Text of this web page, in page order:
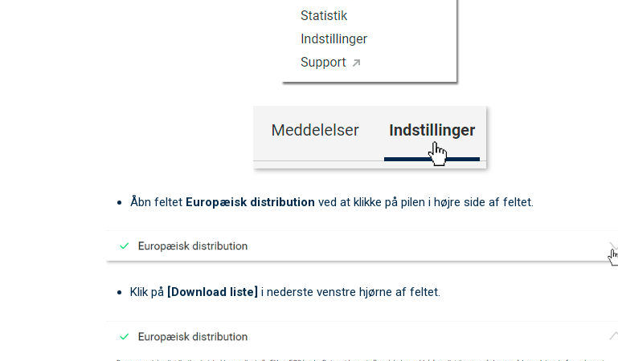
Åbn feltet Europæisk distribution ved at klikke på pilen i højre side af feltet.
Klik på [Download liste] i nederste venstre hjørne af feltet.